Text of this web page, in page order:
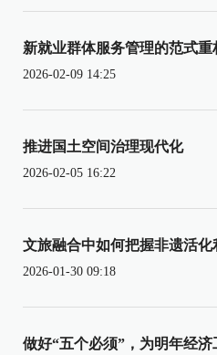
新就业群体服务管理的范式
2026-02-09 14:25
推进国土空间治理现代化
2026-02-05 16:22
文旅融合中如何把握非遗活化
2026-01-30 09:18
做好“五个必须”，为明年经济